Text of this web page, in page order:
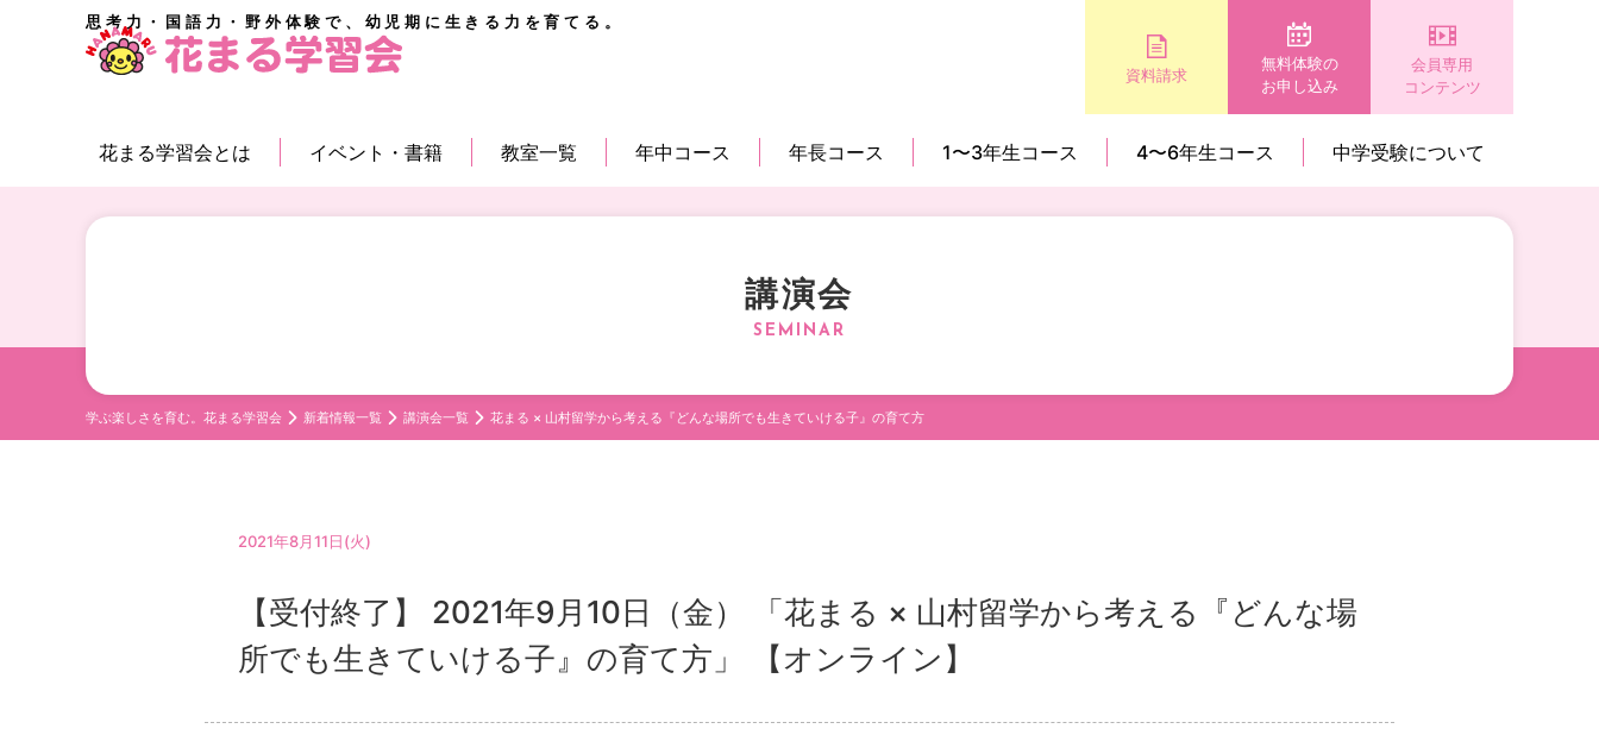
思考力・国語力・野外体験で、幼児期に生きる力を育てる。
資料請求
無料体験の
お申し込み
会員専用
コンテンツ
花まる学習会とは イベント・書籍 教室一覧 年中コース 年長コース 1〜3年生コース 4〜6年生コース 中学受験について
講演会
学ぶ楽しさを育む。花まる学習会 新着情報一覧 講演会一覧 花まる × 山村留学から考える『どんな場所でも生きていける子』の育て方
2021年8月11日(火)
【受付終了】 2021年9月10日（金） 「花まる × 山村留学から考える『どんな場
所でも生きていける子』の育て方」 【オンライン】